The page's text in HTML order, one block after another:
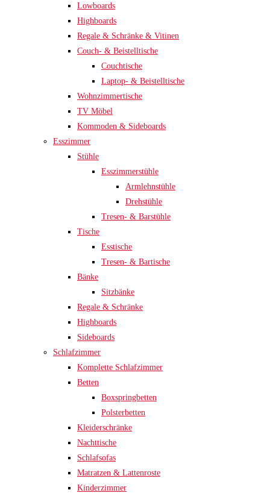
Lowboards
Highboards
Regale & Schränke & Vitinen
Couch- & Beistelltische
Couchtische
Laptop- & Beistelltische
Wohnzimmertische
TV Möbel
Kommoden & Sideboards
Esszimmer
Stühle
Esszimmerstühle
Armlehnstühle
Drehstühle
Tresen- & Barstühle
Tische
Esstische
Tresen- & Bartische
Bänke
Sitzbänke
Regale & Schränke
Highboards
Sideboards
Schlafzimmer
Komplette Schlafzimmer
Betten
Boxspringbetten
Polsterbetten
Kleiderschränke
Nachttische
Schlafsofas
Matratzen & Lattenroste
Kinderzimmer